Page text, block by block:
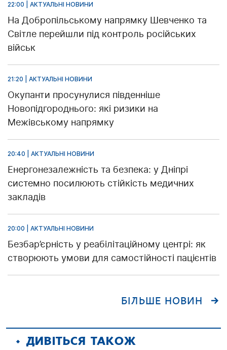
22:00 | АКТУАЛЬНІ НОВИНИ
На Добропільському напрямку Шевченко та
Світле перейшли під контроль російських
військ
21:20 | АКТУАЛЬНІ НОВИНИ
Окупанти просунулися південніше
Новопідгороднього: які ризики на
Межівському напрямку
20:40 | АКТУАЛЬНІ НОВИНИ
Енергонезалежність та безпека: у Дніпрі
системно посилюють стійкість медичних
закладів
20:00 | АКТУАЛЬНІ НОВИНИ
Безбар’єрність у реабілітаційному центрі: як
створюють умови для самостійності пацієнтів
БІЛЬШЕ НОВИН
ДИВІТЬСЯ ТАКОЖ